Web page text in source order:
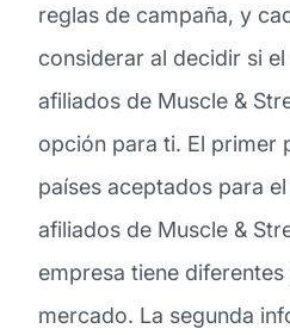
reglas de campaña, y
considerar al decidir si
afiliados de Muscle &
opción para ti. El primer
países aceptados para
afiliados de Muscle &
empresa tiene
mercado. La segunda